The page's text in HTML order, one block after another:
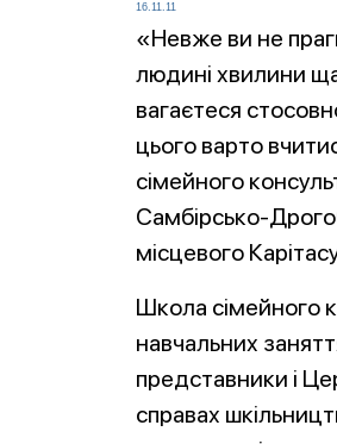
16.11.11
«Невже ви не
людині хвилини
вагаєтеся
цього варто
сімейного
Самбірсько-
місцевого
Школа сімейного
навчальних
представники і
справах